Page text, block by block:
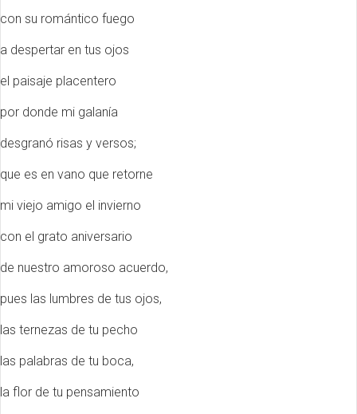
con su romántico fuego
a despertar en tus ojos
el paisaje placentero
por donde mi galanía
desgranó risas y versos;
que es en vano que retorne
mi viejo amigo el invierno
con el grato aniversario
de nuestro amoroso acuerdo,
pues las lumbres de tus ojos,
las ternezas de tu pecho
las palabras de tu boca,
la flor de tu pensamiento